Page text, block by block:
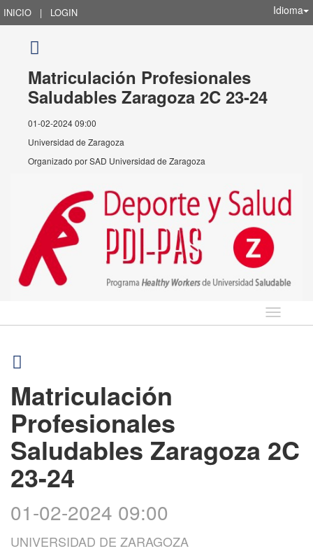
INICIO | LOGIN Idioma
Matriculación Profesionales
Saludables Zaragoza 2C 23-24
01-02-2024 09:00
Universidad de Zaragoza
Organizado porSAD Universidad de Zaragoza
Idioma
Matriculación
Profesionales
Saludables Zaragoza 2C
23-24
01-02-2024 09:00
UNIVERSIDAD DE ZARAGOZA